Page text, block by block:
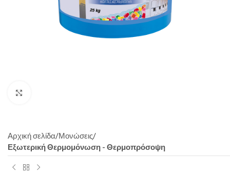
Αρχική σελίδα Μονώσεις
Εξωτερική Θερμομόνωση - Θερμοπρόσοψη